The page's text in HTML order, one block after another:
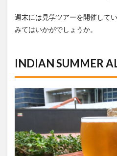
週末には見学ツアーを開催して
みてはいかがでしょうか。
INDIAN SUMMER